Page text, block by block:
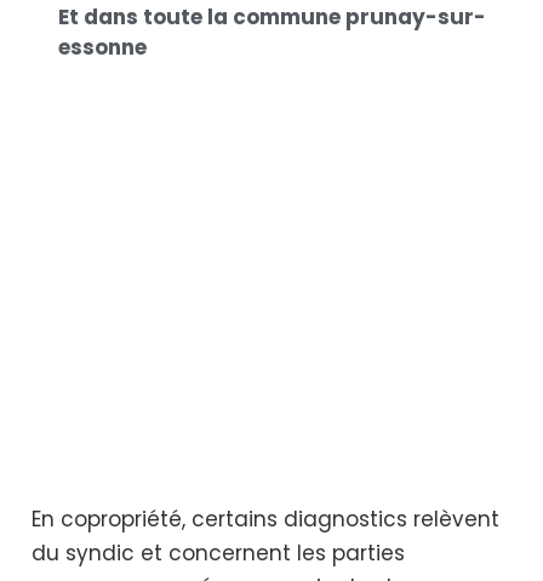
Et dans toute la commune prunay-sur-
essonne
En copropriété, certains diagnostics relèvent
du syndic et concernent les parties